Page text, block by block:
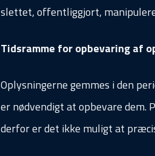
slettet, offentliggjort,
Tidsramme for opbevaring af
Oplysningerne gemmes i den
er nødvendigt at opbevare
derfor er det ikke muligt at